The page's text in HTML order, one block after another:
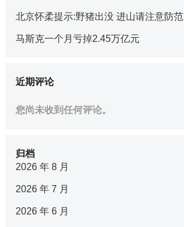
北京怀柔提示:野猪出没 进山请注意防范
马斯克一个月亏掉2.45万亿元
近期评论
您尚未收到任何评论。
归档
2026 年 8 月
2026 年 7 月
2026 年 6 月